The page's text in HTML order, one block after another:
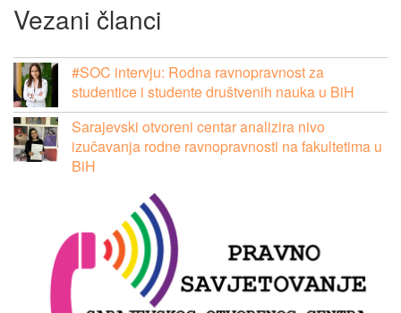
Vezani članci
#SOC intervju: Rodna ravnopravnost za
studentice i studente društvenih nauka u BiH
Sarajevski otvoreni centar analizira nivo
izučavanja rodne ravnopravnosti na fakultetima u
BiH